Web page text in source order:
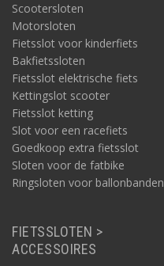
Scootersloten
Motorsloten
Fietsslot voor kinderfiets
Bakfietssloten
Fietsslot elektrische fiets
Kettingslot scooter
Fietsslot ketting
Slot voor een racefiets
Goedkoop extra fietsslot
Sloten voor de fatbike
Ringsloten voor ballonbanden
FIETSSLOTEN >
ACCESSOIRES